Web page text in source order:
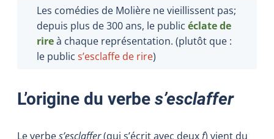
Les comédies de Molière ne vieillissent pas;
depuis plus de 300 ans, le public éclate de
rireà chaque représentation. (plutôt que :
le public s’esclaffe de rire)
L’origine du verbe s’esclaffer
Le verbes’esclaffer(qui s’écrit avec deuxf) vient du